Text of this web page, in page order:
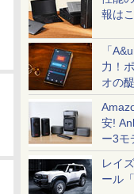
報は
「
力！
オの
安!
ー3モ
レイ
ール